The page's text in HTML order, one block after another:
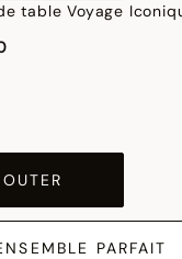
table Voyage
PARFAIT